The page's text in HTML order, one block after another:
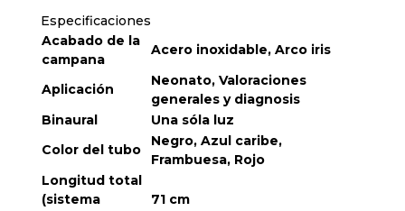
Especificaciones
Acabado de la
campana
Acero inoxidable, Arco iris
Aplicación
Neonato, Valoraciones
generales y diagnosis
Binaural
Una sóla luz
Color del tubo
Negro, Azul caribe,
Frambuesa, Rojo
Longitud total
(sistema
71 cm